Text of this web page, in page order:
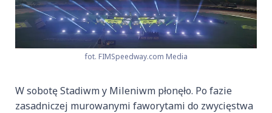
fot. FIMSpeedway.com Media
W sobotę Stadiwm y Mileniwm płonęło. Po fazie
zasadniczej murowanymi faworytami do zwycięstwa